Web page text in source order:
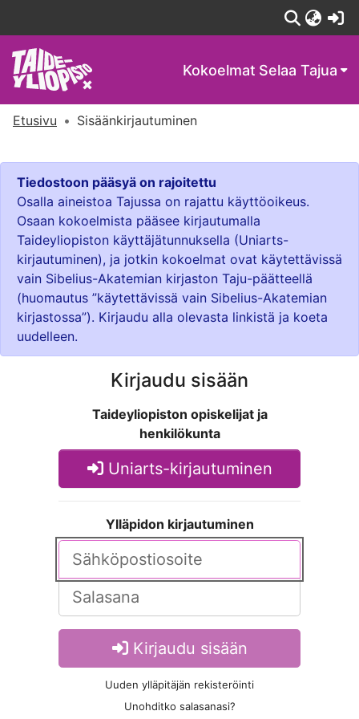
Kokoelmat Selaa Tajua
Etusivu Sisäänkirjautuminen
Tiedostoon pääsyä on rajoitettu
Osalla aineistoa Tajussa on rajattu käyttöoikeus.
Osaan kokoelmista pääsee kirjautumalla
Taideyliopiston käyttäjätunnuksella (Uniarts-
kirjautuminen), ja jotkin kokoelmat ovat käytettävissä
vain Sibelius-Akatemian kirjaston Taju-päätteellä
(huomautus ”käytettävissä vain Sibelius-Akatemian
kirjastossa”). Kirjaudu alla olevasta linkistä ja koeta
uudelleen.
Kirjaudu sisään
Taideyliopiston opiskelijat ja
henkilökunta
Uniarts-kirjautuminen
Ylläpidon kirjautuminen
Kirjaudu sisään
Uuden ylläpitäjän rekisteröinti
Unohditko salasanasi?